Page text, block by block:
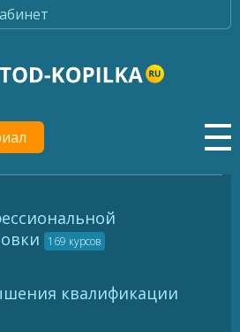
169 курсов
квалификации